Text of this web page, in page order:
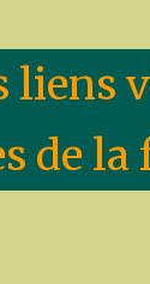
liens
de